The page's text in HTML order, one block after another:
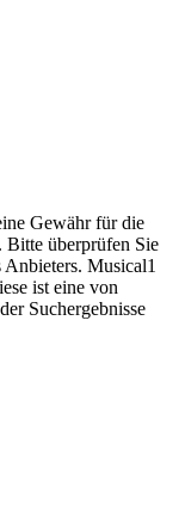
Gewähr für die
Bitte überprüfen Sie
Musical1
ist eine von
Suchergebnisse